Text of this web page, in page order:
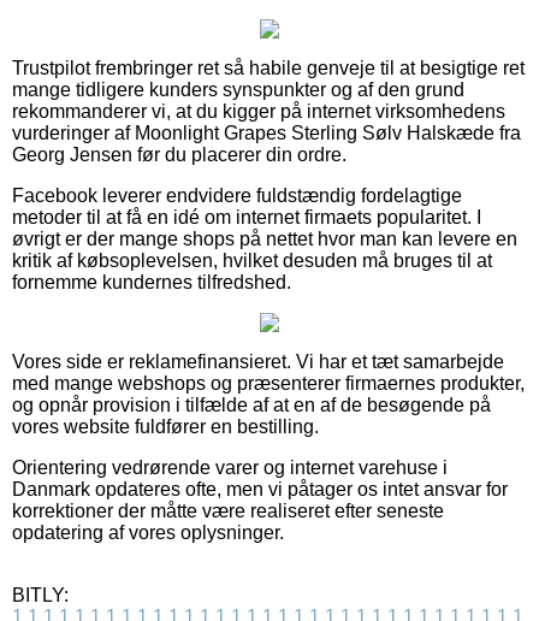
Trustpilot frembringer ret så habile genveje til at besigtige ret
mange tidligere kunders synspunkter og af den grund
rekommanderer vi, at du kigger på internet virksomhedens
vurderinger af Moonlight Grapes Sterling Sølv Halskæde fra
Georg Jensen før du placerer din ordre.
Facebook leverer endvidere fuldstændig fordelagtige
metoder til at få en idé om internet firmaets popularitet. I
øvrigt er der mange shops på nettet hvor man kan levere en
kritik af købsoplevelsen, hvilket desuden må bruges til at
fornemme kundernes tilfredshed.
Vores side er reklamefinansieret. Vi har et tæt samarbejde
med mange webshops og præsenterer firmaernes produkter,
og opnår provision i tilfælde af at en af de besøgende på
vores website fuldfører en bestilling.
Orientering vedrørende varer og internet varehuse i
Danmark opdateres ofte, men vi påtager os intet ansvar for
korrektioner der måtte være realiseret efter seneste
opdatering af vores oplysninger.
BITLY:
1 1 1 1 1 1 1 1 1 1 1 1 1 1 1 1 1 1 1 1 1 1 1 1 1 1 1 1 1 1 1 1 1